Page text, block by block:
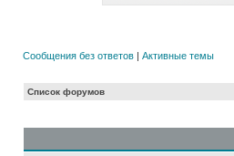
Сообщения без ответов | Активные темы
Список форумов